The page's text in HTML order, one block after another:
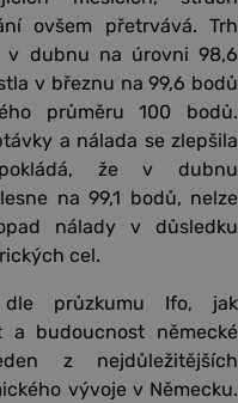
ovšem přetrvává. Trh
v dubnu na úrovni 98,6
v březnu na 99,6 bodů
průměru 100 bodů.
a nálada se zlepšila
že v dubnu
na 99,1 bodů, nelze
nálady v důsledku
cel.
dle průzkumu Ifo, jak
a budoucnost německé
z nejdůležitějších
vývoje v Německu.